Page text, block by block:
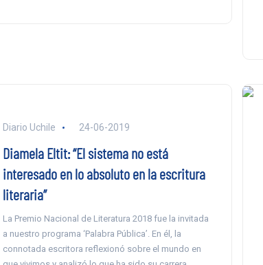
Diario Uchile 24-06-2019
Diamela Eltit: “El sistema no está
interesado en lo absoluto en la escritura
literaria”
La Premio Nacional de Literatura 2018 fue la invitada
a nuestro programa ‘Palabra Pública’. En él, la
connotada escritora reflexionó sobre el mundo en